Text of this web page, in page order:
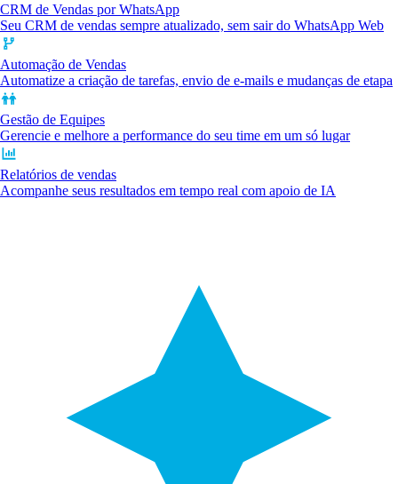
CRM de Vendas por WhatsApp
Seu CRM de vendas sempre atualizado, sem sair do WhatsApp Web
Automação de Vendas
Automatize a criação de tarefas, envio de e-mails e mudanças de etapa
Gestão de Equipes
Gerencie e melhore a performance do seu time em um só lugar
Relatórios de vendas
Acompanhe seus resultados em tempo real com apoio de IA